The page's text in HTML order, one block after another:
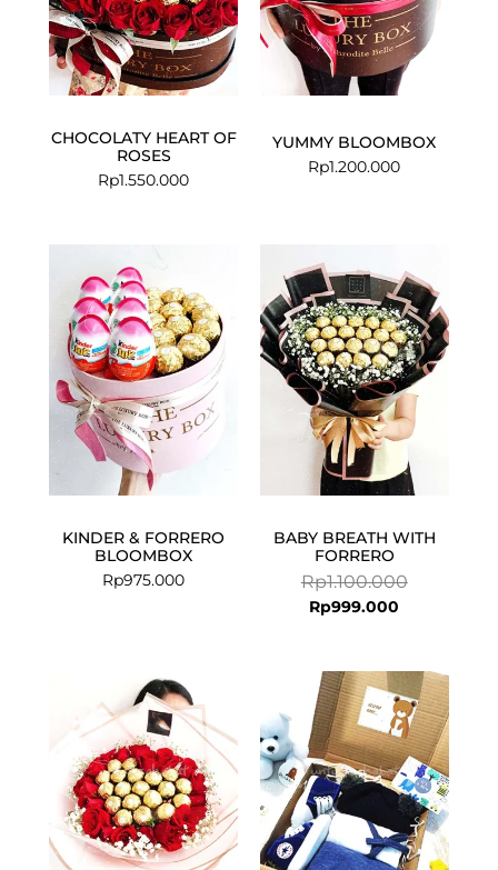
CHOCOLATY HEART OF
ROSES
Rp1.550.000
YUMMY BLOOMBOX
Rp1.200.000
KINDER & FORRERO
BLOOMBOX
Rp975.000
BABY BREATH WITH
FORRERO
Rp1.100.000
price
was:
Rp1.100.000.
Rp999.000
price
is:
Rp999.000.
Original
price
was:
Rp275.000.
Current
price
is:
Rp250.000.